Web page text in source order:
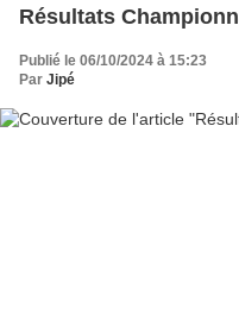
Résultats
Publié le 06/10/2024 à 15:23
Par Jipé